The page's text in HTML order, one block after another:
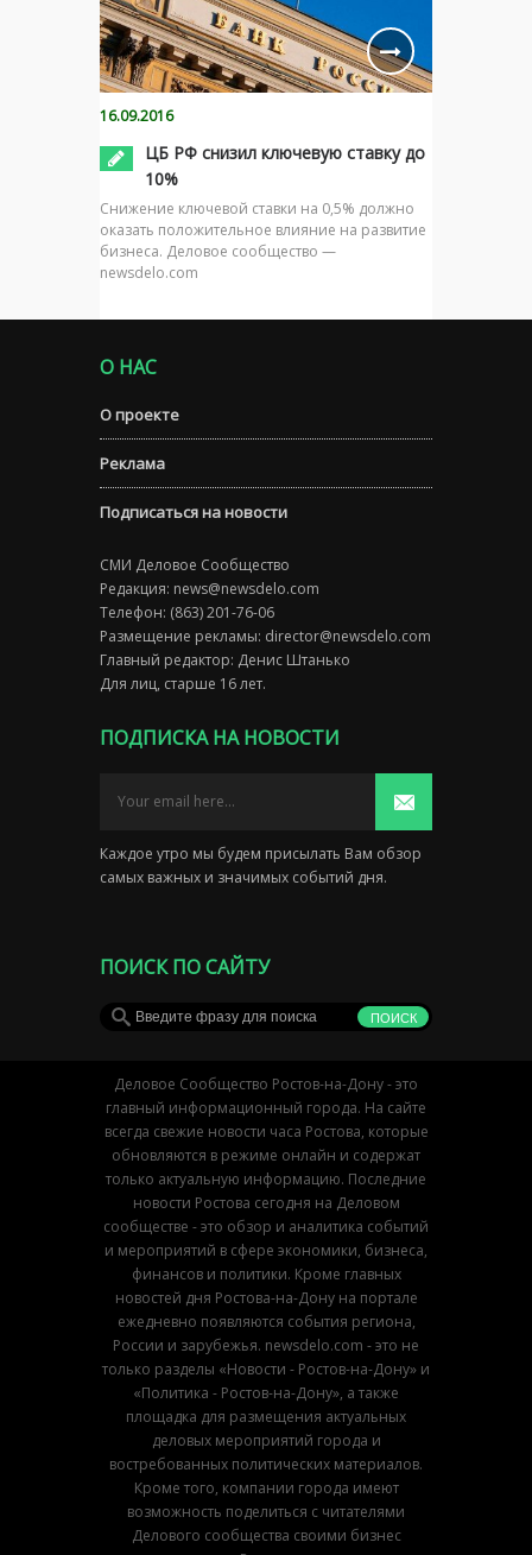
16.09.2016
ЦБ РФ снизил ключевую ставку до
10%
Снижение ключевой ставки на 0,5% должно
оказать положительное влияние на развитие
бизнеса. Деловое сообщество —
newsdelo.com
О НАС
О проекте
Реклама
Подписаться на новости
СМИ Деловое Сообщество
Редакция: news@newsdelo.com
Телефон: (863) 201-76-06
Размещение рекламы: director@newsdelo.com
Главный редактор: Денис Штанько
Для лиц, старше 16 лет.
ПОДПИСКА НА НОВОСТИ
Каждое утро мы будем присылать Вам обзор
самых важных и значимых событий дня.
ПОИСК ПО САЙТУ
Деловое Сообщество Ростов-на-Дону - это
главный информационный города. На сайте
всегда свежие новости часа Ростова, которые
обновляются в режиме онлайн и содержат
только актуальную информацию. Последние
новости Ростова сегодня на Деловом
сообществе - это обзор и аналитика событий
и мероприятий в сфере экономики, бизнеса,
финансов и политики. Кроме главных
новостей дня Ростова-на-Дону на портале
ежедневно появляются события региона,
России и зарубежья. newsdelo.com - это не
только разделы «Новости - Ростов-на-Дону» и
«Политика - Ростов-на-Дону», а также
площадка для размещения актуальных
деловых мероприятий города и
востребованных политических материалов.
Кроме того, компании города имеют
возможность поделиться с читателями
Делового сообщества своими бизнес